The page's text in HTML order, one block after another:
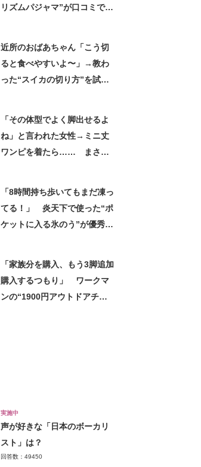
リズムパジャマ”が口コミで好
近所のおばあちゃん「こう切
ると食べやすいよ〜」→教わ
った“スイカの切り方”を試し
「その体型でよく脚出せるよ
ね」と言われた女性→ミニ丈
ワンピを着たら…… まさか
「8時間持ち歩いてもまだ凍っ
てる！」 炎天下で使った“ポ
ケットに入る氷のう”が優秀す
「家族分を購入、もう3脚追加
購入するつもり」 ワークマ
ンの“1900円アウトドアチェ
実施中
声が好きな「日本のボーカリ
スト」は？
回答数：49450